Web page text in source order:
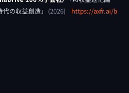
の収益創造」 (2026)
https://axfr.ai/b